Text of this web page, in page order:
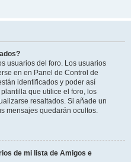
usuarios del foro. Los usuarios
en en Panel de Control de
identificados y poder así
que utilice el foro, los
resaltados. Si añade un
mensajes quedarán ocultos.
de mi lista de Amigos e